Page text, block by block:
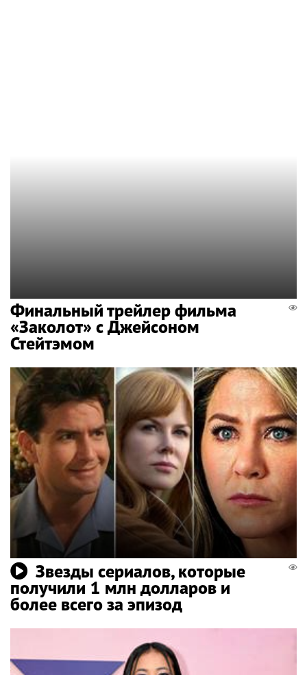
Финальный трейлер фильма
«Заколот» с Джейсоном
Стейтэмом
Звезды сериалов, которые
получили 1 млн долларов и
более всего за эпизод